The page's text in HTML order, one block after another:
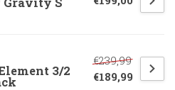
3/2
€239,99
€189,99